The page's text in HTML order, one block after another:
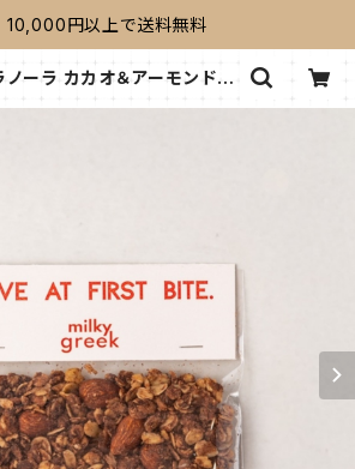
10,000円以上で送料無料
ノーラ カカオ＆アーモンド 4